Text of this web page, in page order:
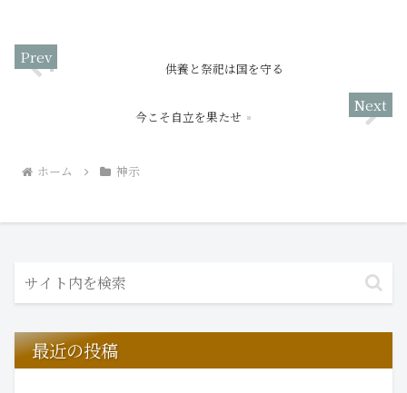
供養と祭祀は国を守る
今こそ自立を果たせ
ホーム 神示
最近の投稿